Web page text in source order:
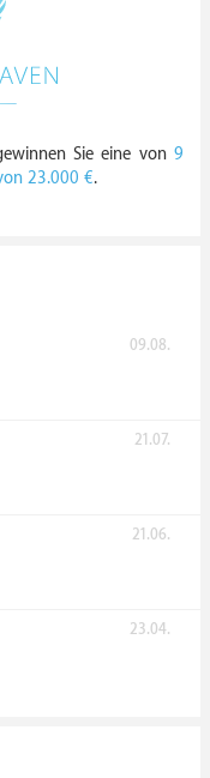
Sie eine von 9
23.000 €.
09.08.
21.07.
21.06.
23.04.